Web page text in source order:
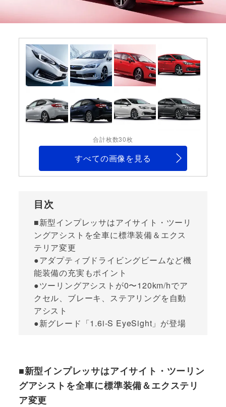
合計枚数30枚
すべての画像を見る
目次
■新型インプレッサはアイサイト・ツーリ
ングアシストを全車に標準装備＆エクス
テリア変更
●アダプティブドライビングビームなど機
能装備の充実もポイント
●ツーリングアシストが0〜120km/hでア
クセル、ブレーキ、ステアリングを自動
アシスト
●新グレード「1.6i-S EyeSight」が登場
■新型インプレッサはアイサイト・ツーリン
グアシストを全車に標準装備＆エクステリ
ア変更